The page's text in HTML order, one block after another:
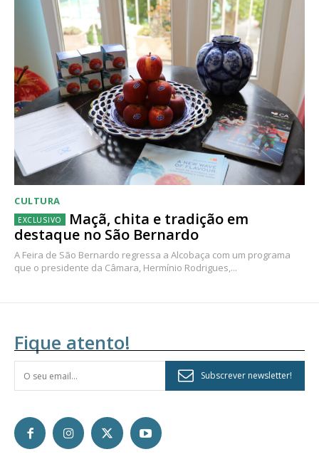
CULTURA
Maçã, chita e tradição em
destaque no São Bernardo
A Feira de São Bernardo regressa a Alcobaça com um programa
que o presidente da Câmara, Hermínio Rodrigues,...
Fique atento!
Subscrever newsletter!